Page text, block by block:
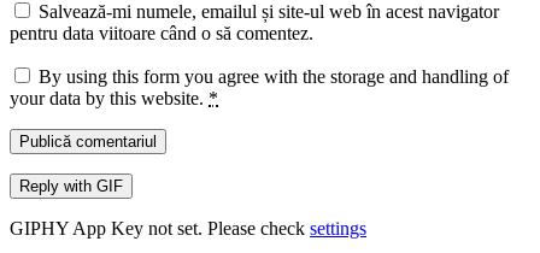
Salvează-mi numele, emailul și site-ul web în acest navigator
pentru data viitoare când o să comentez.
By using this form you agree with the storage and handling of
your data by this website. *
Publică comentariul
Reply with GIF
GIPHY App Key not set. Please check settings